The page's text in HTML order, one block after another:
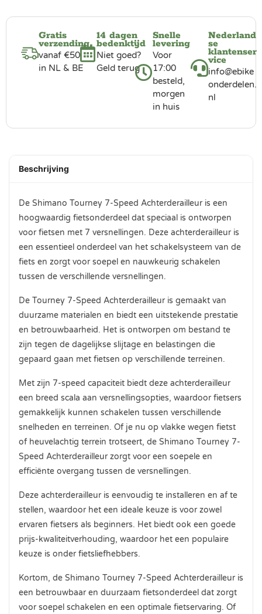
Gratis
verzending
vanaf €50
in NL & BE
14 dagen
bedenktijd
Niet goed?
Geld terug
Snelle
levering
Voor
17:00
besteld,
morgen
in huis
Nederland
se
klantenser
vice
info@ebike
onderdelen.
nl
Beschrijving
De Shimano Tourney 7-Speed Achterderailleur is een
hoogwaardig fietsonderdeel dat speciaal is ontworpen
voor fietsen met 7 versnellingen. Deze achterderailleur is
een essentieel onderdeel van het schakelsysteem van de
fiets en zorgt voor soepel en nauwkeurig schakelen
tussen de verschillende versnellingen.
De Tourney 7-Speed Achterderailleur is gemaakt van
duurzame materialen en biedt een uitstekende prestatie
en betrouwbaarheid. Het is ontworpen om bestand te
zijn tegen de dagelijkse slijtage en belastingen die
gepaard gaan met fietsen op verschillende terreinen.
Met zijn 7-speed capaciteit biedt deze achterderailleur
een breed scala aan versnellingsopties, waardoor fietsers
gemakkelijk kunnen schakelen tussen verschillende
snelheden en terreinen. Of je nu op vlakke wegen fietst
of heuvelachtig terrein trotseert, de Shimano Tourney 7-
Speed Achterderailleur zorgt voor een soepele en
efficiënte overgang tussen de versnellingen.
Deze achterderailleur is eenvoudig te installeren en af te
stellen, waardoor het een ideale keuze is voor zowel
ervaren fietsers als beginners. Het biedt ook een goede
prijs-kwaliteitverhouding, waardoor het een populaire
keuze is onder fietsliefhebbers.
Kortom, de Shimano Tourney 7-Speed Achterderailleur is
een betrouwbaar en duurzaam fietsonderdeel dat zorgt
voor soepel schakelen en een optimale fietservaring. Of